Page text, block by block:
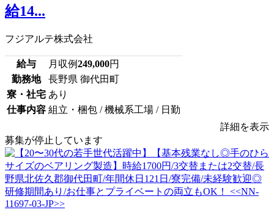
給14...
フジアルテ株式会社
給与 月収例249,000円
勤務地
長野県 御代田町
寮・社宅 あり
仕事内容 組立・梱包 / 機械系工場 / 日勤
詳細を表示
募集が停止しています